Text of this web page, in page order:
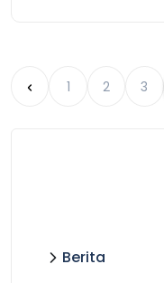
1 2 3
Berita